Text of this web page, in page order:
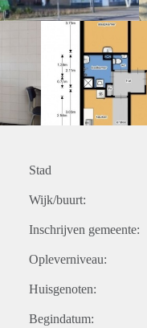
Stad
Wijk/buurt:
Inschrijven gemeente:
Opleverniveau:
Huisgenoten:
Begindatum: